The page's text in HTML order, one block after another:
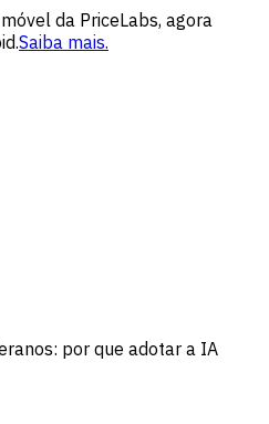
da PriceLabs, agora
Saiba mais.
por que adotar a IA